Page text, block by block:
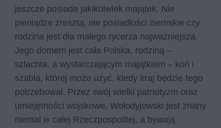
jeszcze posiada jakikolwiek majątek. Nie
pieniądze zresztą, nie posiadłości ziemskie czy
rodzina jest dla małego rycerza najważniejsza.
Jego domem jest cała Polska, rodziną –
szlachta, a wystarczającym majątkiem – koń i
szabla, której może użyć, kiedy kraj będzie tego
potrzebował. Przez swój wielki patriotyzm oraz
umiejętności wojskowe, Wołodyjowski jest znany
niemal w całej Rzeczpospolitej, a bywają